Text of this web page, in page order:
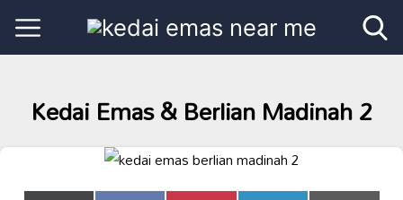
Kedai Emas & Berlian Madinah 2